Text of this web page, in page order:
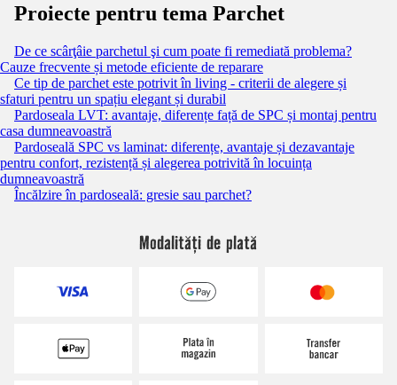
Proiecte pentru tema Parchet
De ce scârţâie parchetul şi cum poate fi remediată problema?
Cauze frecvente și metode eficiente de reparare
Ce tip de parchet este potrivit în living - criterii de alegere și
sfaturi pentru un spațiu elegant și durabil
Pardoseala LVT: avantaje, diferențe față de SPC și montaj pentru
casa dumneavoastră
Pardoseală SPC vs laminat: diferențe, avantaje și dezavantaje
pentru confort, rezistență și alegerea potrivită în locuința
dumneavoastră
Încălzire în pardoseală: gresie sau parchet?
Modalități de plată